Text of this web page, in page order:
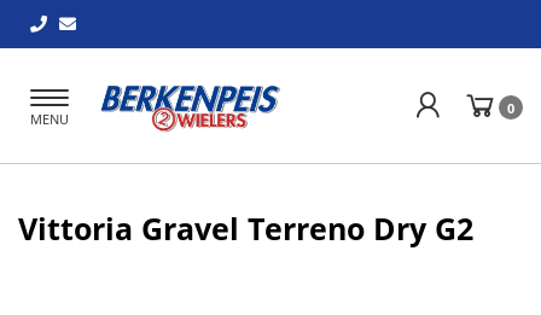
Toggle
navigation
MENU
0
Vittoria Gravel Terreno Dry G2